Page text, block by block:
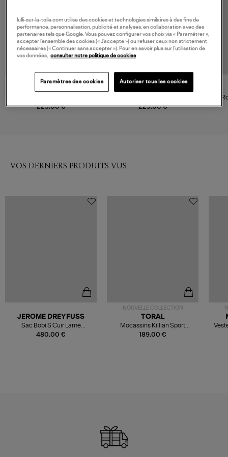
225,00 €
Neck Almond Milk
225,00 €
VOS DERNIERS PRODUITS VUS
480,00 €
JEROME DREYFUSS
Sac Bobi S Cuir Lamé
Champagne
NOUVELLE COLLECTION
189,00 €
TORAL
Mocassins Killian Sport
Mousse
lulli-sur-la-toile.com utilise des cookies et technologies similaires à des fins de
performance, personnalisation, publicité et analyses, en collaboration avec des
partenaires tels que Google. Vous pouvez configurer vos choix via « Paramétrer »,
accepter l’ensemble des cookies (« J’accepte ») ou refuser ceux non strictement
nécessaires (« Continuer sans accepter »). Pour en savoir plus sur l’utilisation de
vos données, consulter notre politique de cookies
Paramètres des cookies Autoriser tous les cookies